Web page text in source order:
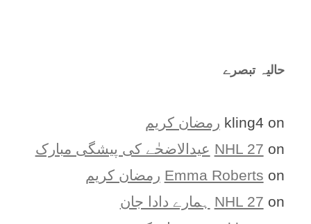
حالیہ تبصرے
kling4 on
رمضان کریم
NHL 27 on
عیدالاضحٰے کی پیشگی مبارک
Emma Roberts on
رمضان کریم
NHL 27 on
ہمارے دادا جان